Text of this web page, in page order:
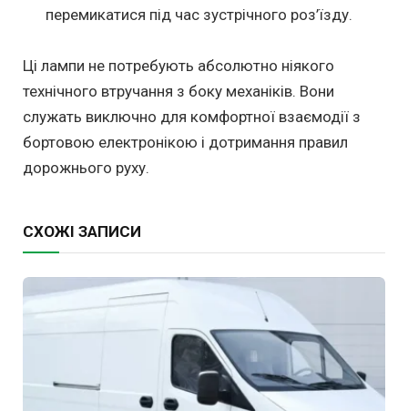
перемикатися під час зустрічного роз’їзду.
Ці лампи не потребують абсолютно ніякого
технічного втручання з боку механіків. Вони
служать виключно для комфортної взаємодії з
бортовою електронікою і дотримання правил
дорожнього руху.
СХОЖІ ЗАПИСИ